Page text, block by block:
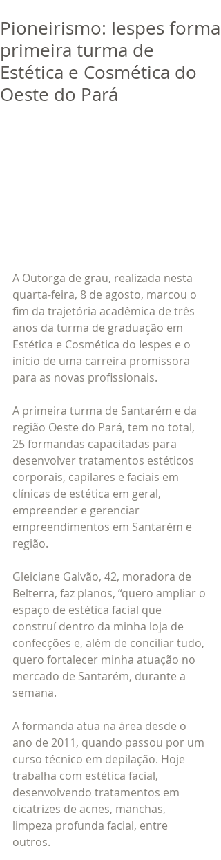
dor
Trabalhe Conosco
Pioneirismo: Iespes forma
primeira turma de
Estética e Cosmética do
Oeste do Pará
A Outorga de grau, realizada nesta
quarta-feira, 8 de agosto, marcou o
fim da trajetória acadêmica de três
anos da turma de graduação em
Estética e Cosmética do Iespes e o
início de uma carreira promissora
para as novas profissionais.
A primeira turma de Santarém e da
região Oeste do Pará, tem no total,
25 formandas capacitadas para
desenvolver tratamentos estéticos
corporais, capilares e faciais em
clínicas de estética em geral,
empreender e gerenciar
empreendimentos em Santarém e
região.
Gleiciane Galvão, 42, moradora de
Belterra, faz planos, “quero ampliar o
espaço de estética facial que
construí dentro da minha loja de
confecções e, além de conciliar tudo,
quero fortalecer minha atuação no
mercado de Santarém, durante a
semana.
A formanda atua na área desde o
ano de 2011, quando passou por um
curso técnico em depilação. Hoje
trabalha com estética facial,
desenvolvendo tratamentos em
cicatrizes de acnes, manchas,
limpeza profunda facial, entre
outros.